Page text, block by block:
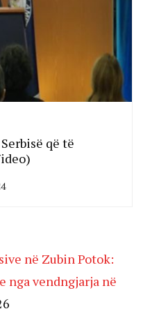
që të
në Zubin Potok:
nga vendngjarja në